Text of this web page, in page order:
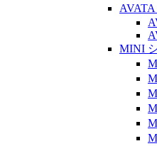
MINI